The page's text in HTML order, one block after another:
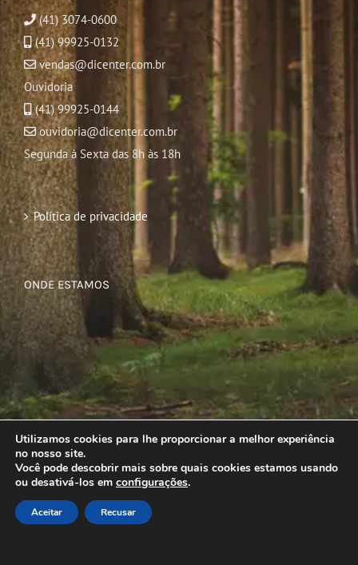
(41) 3074-0600
(41) 99925-0132
vendas@dicenter.com.br
Ouvidoria
(41) 99925-0144
ouvidoria@dicenter.com.br
Segunda à Sexta das 8h às 18h
Política de privacidade
ONDE ESTAMOS
Utilizamos cookies para lhe proporcionar a melhor experiência
no nosso site.
Você pode descobrir mais sobre quais cookies estamos usando
ou desativá-los em configurações.
Aceitar Recusar